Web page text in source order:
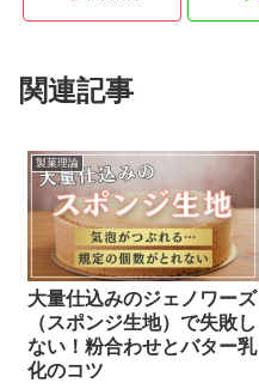
関連記事
製菓理論
大量仕込みのジェノワーズ
（スポンジ生地）で失敗し
ない！粉合わせとバター乳
化のコツ